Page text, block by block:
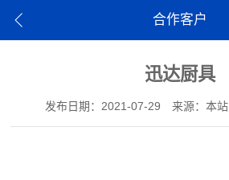
合作客户
迅达厨具
发布日期：2021-07-29 来源：本站